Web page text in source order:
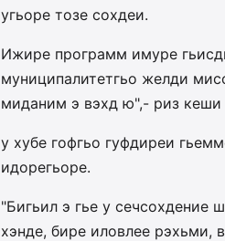
угьоре тозе сохдеи.
Ижире программ имуре
муниципалитетгьо желди
миданим э вэхд ю",- риз
у хубе гофгьо гуфдиреи
идорегьоре.
"Бигьил э гье у сечсохдение
хэнде, бире иловлее рэхьми,